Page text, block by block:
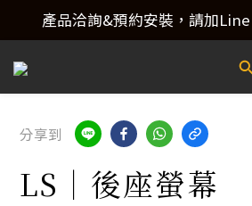
產品洽詢&預約安裝，請加
產品洽詢&預約安裝，請加
歡迎來電洽詢 02-
產品洽詢&預約安裝，請加
分享到
LS｜後座螢幕